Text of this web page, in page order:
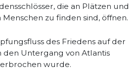
die an Plätzen und
zu finden sind, öffnen.
des Friedens auf der
den Untergang von Atlantis
wurde.